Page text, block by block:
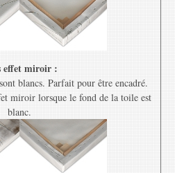
effet miroir :
blancs. Parfait pour être encadré.
miroir lorsque le fond de la toile est
blanc.